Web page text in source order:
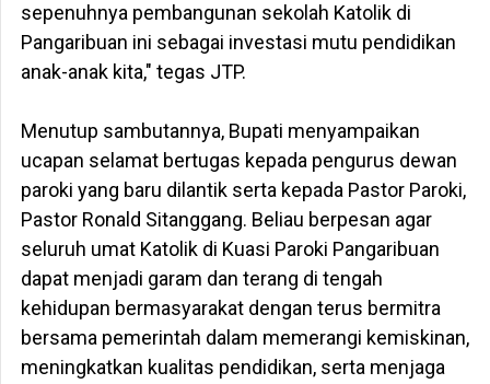
sepenuhnya pembangunan sekolah Katolik di
Pangaribuan ini sebagai investasi mutu pendidikan
anak-anak kita," tegas JTP.
‎​Menutup sambutannya, Bupati menyampaikan
ucapan selamat bertugas kepada pengurus dewan
paroki yang baru dilantik serta kepada Pastor Paroki,
Pastor Ronald Sitanggang. Beliau berpesan agar
seluruh umat Katolik di Kuasi Paroki Pangaribuan
dapat menjadi garam dan terang di tengah
kehidupan bermasyarakat dengan terus bermitra
bersama pemerintah dalam memerangi kemiskinan,
meningkatkan kualitas pendidikan, serta menjaga